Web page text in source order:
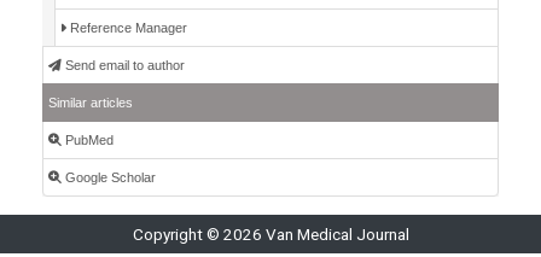
Reference Manager
Send email to author
Similar articles
PubMed
Google Scholar
Copyright © 2026 Van Medical Journal